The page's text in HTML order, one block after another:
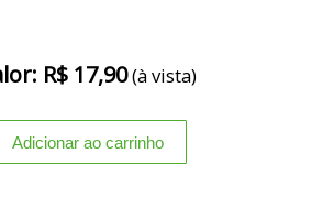
R$ 17,90(à vista)